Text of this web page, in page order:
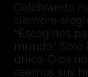
Celebrando
siempre
"Escogidos
mundo". Solo
único. Dios
seamos sus